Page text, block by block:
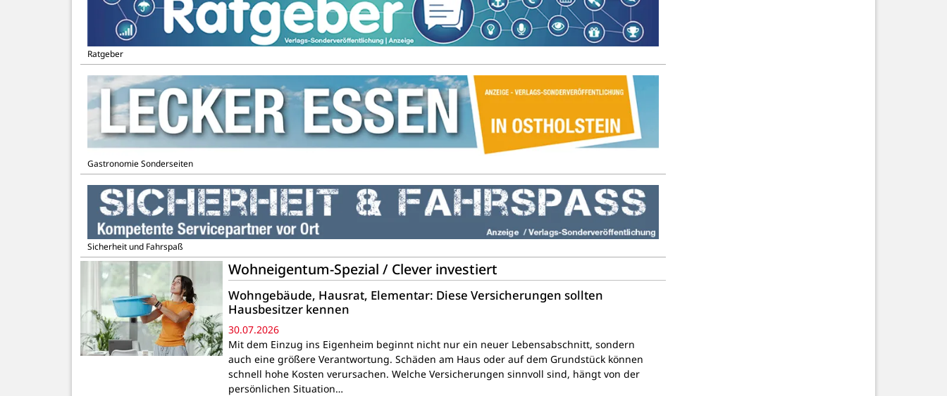
Ratgeber
Gastronomie Sonderseiten
Sicherheit und Fahrspaß
Wohneigentum-Spezial / Clever investiert
Wohngebäude, Hausrat, Elementar: Diese Versicherungen sollten
Hausbesitzer kennen
30.07.2026
Mit dem Einzug ins Eigenheim beginnt nicht nur ein neuer Lebensabschnitt, sondern
auch eine größere Verantwortung. Schäden am Haus oder auf dem Grundstück können
schnell hohe Kosten verursachen. Welche Versicherungen sinnvoll sind, hängt von der
persönlichen Situation…